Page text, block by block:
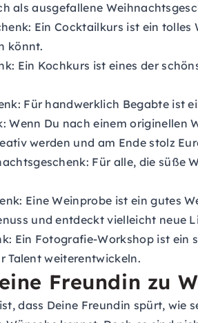
als ausgefallene
Ein Cocktailkurs ist ein tolles
könnt.
Ein Kochkurs ist eines der
Für handwerklich Begabte ist
Wenn Du nach einem originellen
werden und am Ende stolz
Für alle, die süße
Eine Weinprobe ist ein gutes
und entdeckt vielleicht neue
Ein Fotografie-Workshop ist ein
Talent weiterentwickeln.
Freundin zu
dass Deine Freundin spürt, wie